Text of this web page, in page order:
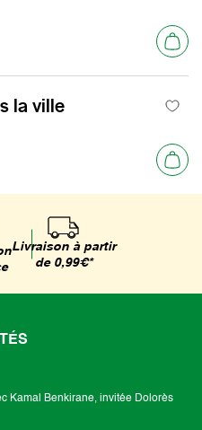
la ville
Livraison à partir
de 0,99€*
Kamal Benkirane, invitée Dolorès